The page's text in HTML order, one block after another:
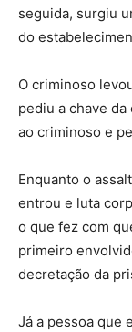
seguida, surgiu
do
O criminoso
pediu a chave
ao criminoso e
Enquanto o
entrou e luta
o que fez com
primeiro
decretação da
Já a pessoa que